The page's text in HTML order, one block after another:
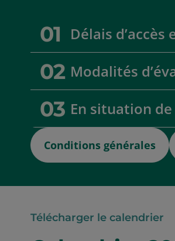
01 Délais
02 Modalités
03 En situation
Conditions générales
Télécharger le calendrier